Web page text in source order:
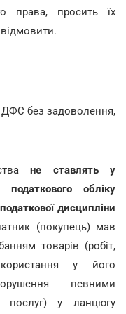
права, просить їх
без задоволення,
не ставлять у
податкового обліку
дисципліни
(покупець) мав
товарів (робіт,
у його
певними
послуг) у ланцюгу